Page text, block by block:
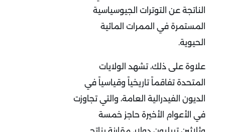
الناتجة عن التوترات الجيوسياسية
المستمرة في الممرات المائية
الحيوية.
علاوة على ذلك، تشهد الولايات
المتحدة تفاقماً تاريخياً وقياسياً في
الديون الفيدرالية العامة، والتي تجاوزت
في الأعوام الأخيرة حاجز خمسة